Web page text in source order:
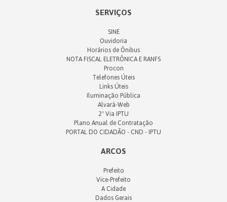
SERVIÇOS
SINE
Ouvidoria
Horários de Ônibus
NOTA FISCAL ELETRÔNICA E RANFS
Procon
Telefones Úteis
Links Úteis
Iluminação Pública
Alvará-Web
2ª Via IPTU
Plano Anual de Contratação
PORTAL DO CIDADÃO - CND - IPTU
ARCOS
Prefeito
Vice-Prefeito
A Cidade
Dados Gerais